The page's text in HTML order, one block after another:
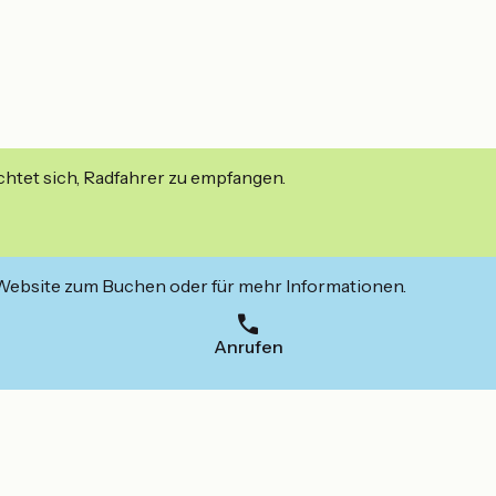
sich, Radfahrer zu empfangen.
zum Buchen oder für mehr Informationen.
Anrufen